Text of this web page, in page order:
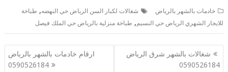
خادمات بالشهر بالرياض شغالات لكبار السن الرياض حي النهضه, طباخة
للايجار الشهري الرياض حي النسيم, طباخة منزلية بالرياض حي الملك فيصل
تصفّح
المقالات
شغالات بالشهر شرق الرياض
0590526184
ارقام خادمات بالشهر بالرياض
0590526184